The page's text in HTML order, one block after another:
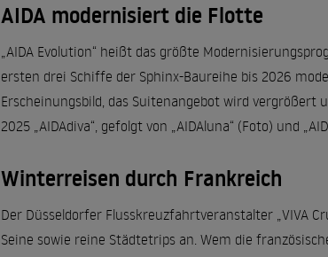
AIDA modernisiert die Flotte
„AIDA Evolution“ heißt das größte
ersten drei Schiffe der Sphinx-Baureihe bis 2026
Erscheinungsbild, das Suitenangebot wird
2025 „AIDAdiva“, gefolgt von „AIDAluna“ (Foto) und
Winterreisen durch Frankreich
Der Düsseldorfer Flusskreuzfahrtveranstalter „VIVA
Seine sowie reine Städtetrips an. Wem die